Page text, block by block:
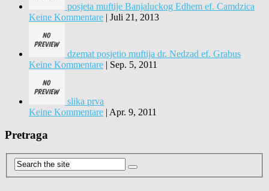
posjeta muftije Banjaluckog Edhem ef. Camdzica
Keine Kommentare | Juli 21, 2013
dzemat posjetio muftija dr. Nedzad ef. Grabus
Keine Kommentare | Sep. 5, 2011
slika prva
Keine Kommentare | Apr. 9, 2011
Pretraga